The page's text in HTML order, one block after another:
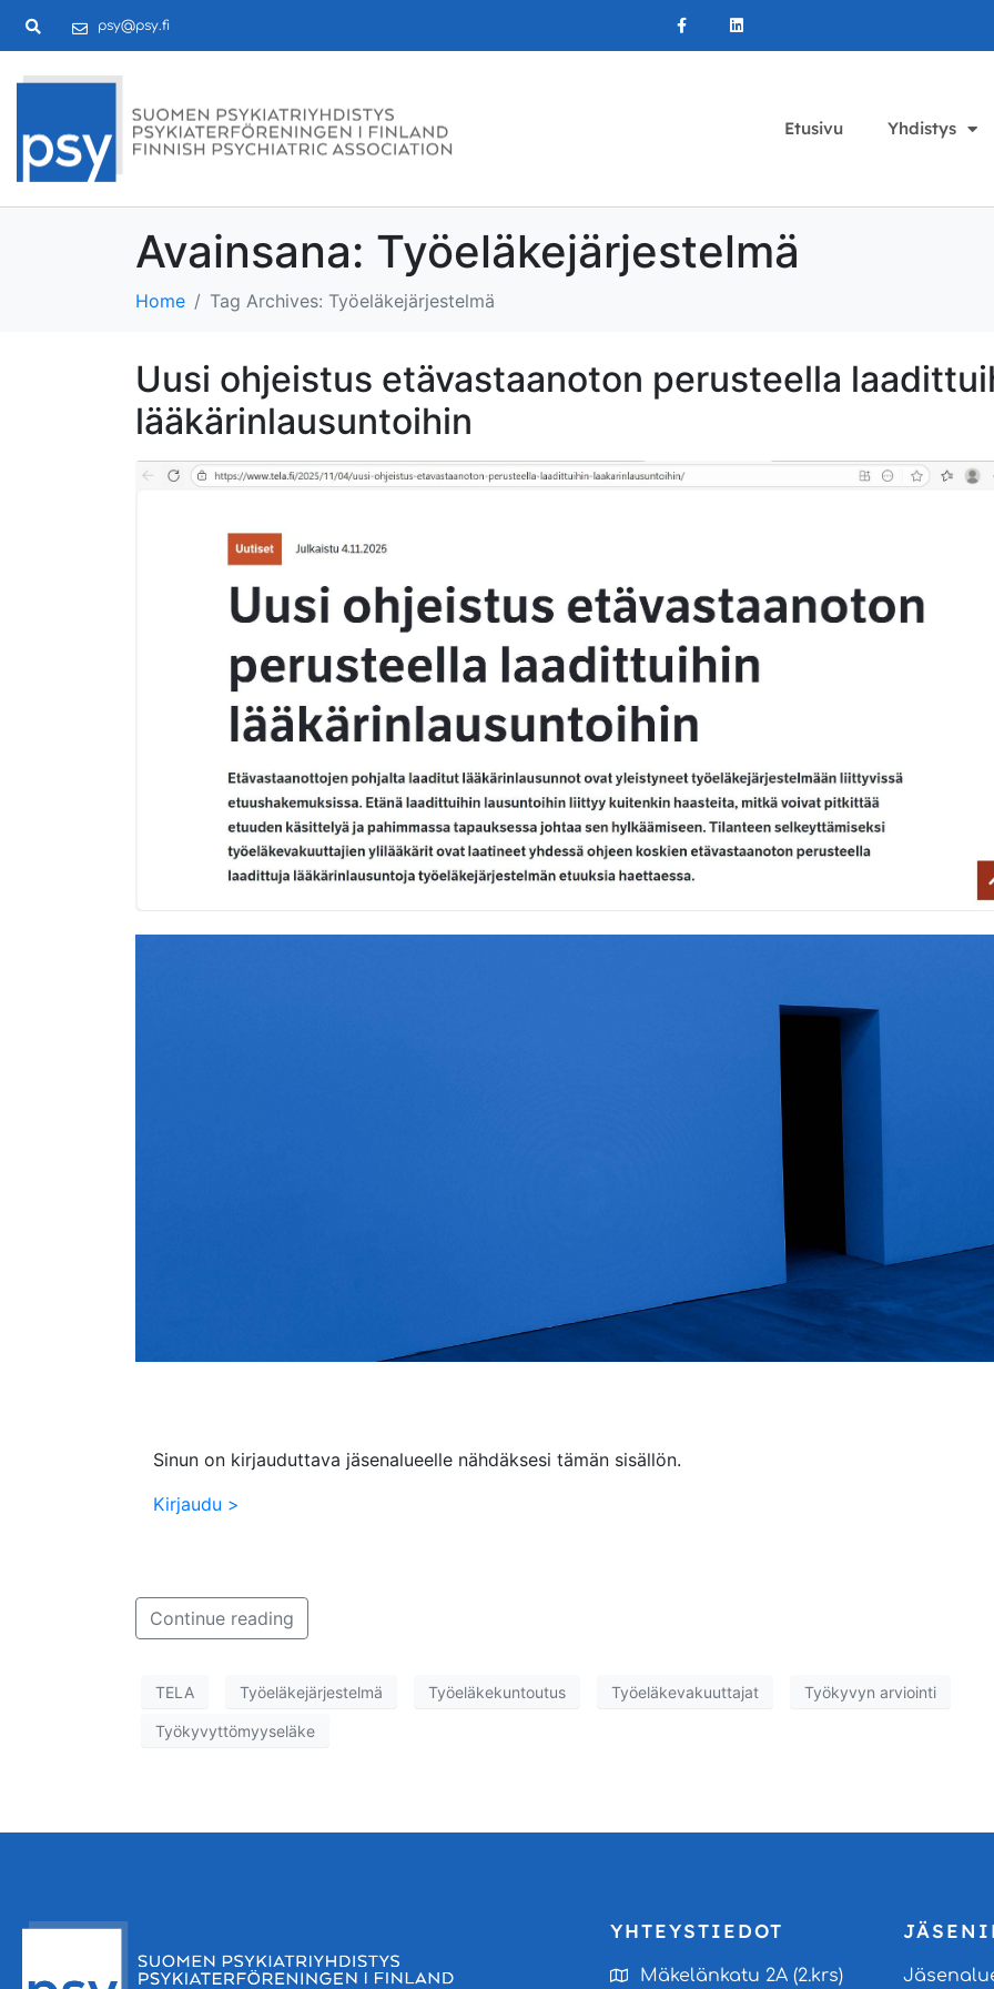
psy@psy.fi
Etusivu Yhdistys
Avainsana: Työeläkejärjestelmä
Home Tag Archives: Työeläkejärjestelmä
Uusi ohjeistus etävastaanoton perusteella
lääkärinlausuntoihin
Sinun on kirjauduttava jäsenalueelle nähdäksesi tämän sisällön.
Kirjaudu >
Continue reading
TELA Työeläkejärjestelmä Työeläkekuntoutus Työeläkevakuuttajat Työkyvyn arviointi
Työkyvyttömyyseläke
YHTEYSTIEDOT
Mäkelänkatu 2A (2.krs)